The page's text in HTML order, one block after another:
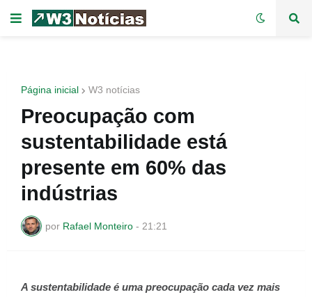
Página inicial W3 notícias
Preocupação com
sustentabilidade está
presente em 60% das
indústrias
por Rafael Monteiro - 21:21
A sustentabilidade é uma preocupação cada vez mais